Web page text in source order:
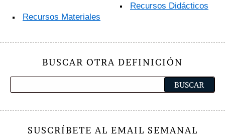
Recursos Materiales
Recursos Didácticos
BUSCAR OTRA DEFINICIÓN
SUSCRÍBETE AL EMAIL SEMANAL